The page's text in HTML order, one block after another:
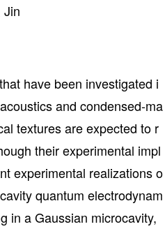
Jin
have been investigated i
and condensed-ma
textures are expected to r
their experimental impl
experimental realizations o
quantum electrodynam
in a Gaussian microcavity,